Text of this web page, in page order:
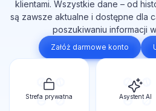
klientami. Wszystkie dane – od
są zawsze aktualne i dostępne dla
poszukiwaniu informacji
Załóż darmowe konto
Strefa prywatna Asystent AI